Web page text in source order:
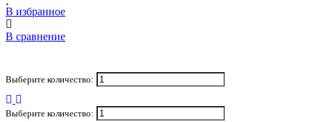
В избранное
В сравнение
Выберите количество:
Выберите количество: